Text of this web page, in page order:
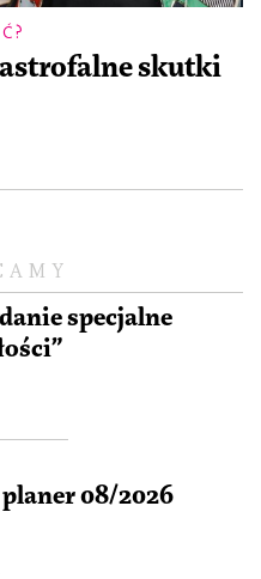
specjalne
08/2026
skutki